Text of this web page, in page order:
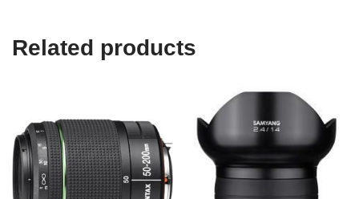
Related products